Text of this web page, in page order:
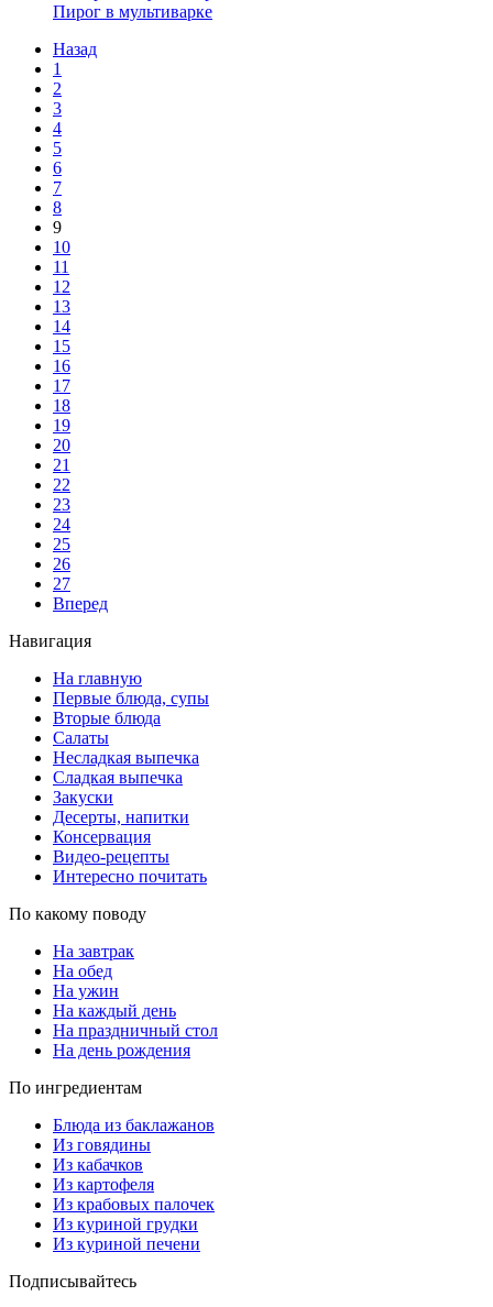
Пирог в мультиварке
Назад
1
2
3
4
5
6
7
8
9
10
11
12
13
14
15
16
17
18
19
20
21
22
23
24
25
26
27
Вперед
Навигация
На главную
Первые блюда, супы
Вторые блюда
Салаты
Несладкая выпечка
Сладкая выпечка
Закуски
Десерты, напитки
Консервация
Видео-рецепты
Интересно почитать
По какому поводу
На завтрак
На обед
На ужин
На каждый день
На праздничный стол
На день рождения
По ингредиентам
Блюда из баклажанов
Из говядины
Из кабачков
Из картофеля
Из крабовых палочек
Из куриной грудки
Из куриной печени
Подписывайтесь